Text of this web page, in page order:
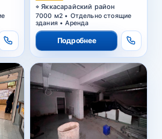
Яккасарайский район
7000 м2 • Отдельно стоящие
здания • Аренда
Подробнее